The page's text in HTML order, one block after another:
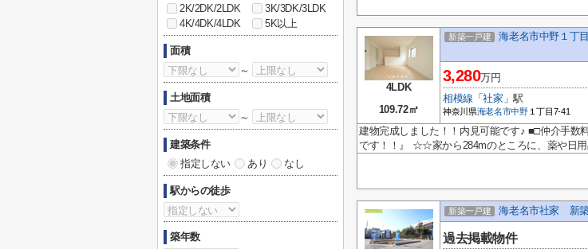
4LDK
109.72㎡
新築一戸建 海老名市中野１丁
3,280万円
相模線 「社家 」駅
神奈川県海老名市中野１丁目7-41
建物完成しました！！内見可能です♪ ■□仲介手
です！！』 ☆☆家から284mのところに、薬や日
新築一戸建 海老名市社家 新
過去掲載物件
2K/2DK/2LDK
3K/3DK/3LDK
4K/4DK/4LDK
5K以上
面積
～
土地面積
～
建築条件
指定しない
あり なし
駅からの徒歩
築年数